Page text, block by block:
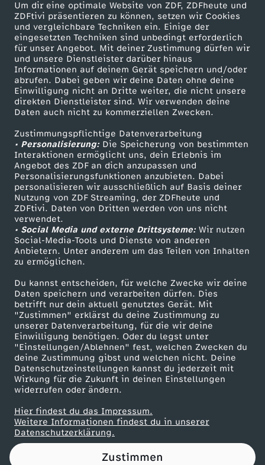
Um dir eine optimale Website von ZDF, ZDFheute und
ZDFtivi präsentieren zu können, setzen wir Cookies
und vergleichbare Techniken ein. Einige der
eingesetzten Techniken sind unbedingt erforderlich
für unser Angebot. Mit deiner Zustimmung dürfen wir
und unsere Dienstleister darüber hinaus
Informationen auf deinem Gerät speichern und/oder
abrufen. Dabei geben wir deine Daten ohne deine
Einwilligung nicht an Dritte weiter, die nicht unsere
direkten Dienstleister sind. Wir verwenden deine
Daten auch nicht zu kommerziellen Zwecken.
Zustimmungspflichtige Datenverarbeitung
• Personalisierung:Die Speicherung von bestimmten
Interaktionen ermöglicht uns, dein Erlebnis im
Angebot des ZDF an dich anzupassen und
Personalisierungsfunktionen anzubieten. Dabei
personalisieren wir ausschließlich auf Basis deiner
Nutzung von ZDF Streaming, der ZDFheute und
ZDFtivi. Daten von Dritten werden von uns nicht
verwendet.
• Social Media und externe Drittsysteme:Wir nutzen
Social-Media-Tools und Dienste von anderen
Anbietern. Unter anderem um das Teilen von Inhalten
zu ermöglichen.
Du kannst entscheiden, für welche Zwecke wir deine
Daten speichern und verarbeiten dürfen. Dies
betrifft nur dein aktuell genutztes Gerät. Mit
"Zustimmen" erklärst du deine Zustimmung zu
unserer Datenverarbeitung, für die wir deine
Einwilligung benötigen. Oder du legst unter
"Einstellungen/Ablehnen" fest, welchen Zwecken du
deine Zustimmung gibst und welchen nicht. Deine
Datenschutzeinstellungen kannst du jederzeit mit
Wirkung für die Zukunft in deinen Einstellungen
widerrufen oder ändern.
Hier findest du das Impressum.
Weitere Informationen findest du in unserer
Datenschutzerklärung.
Zustimmen
a
t
G
e
s
u
n
d
h
e
i
t
Mehr ZDF
ZDF-Apps
Smart TV
ZDFtext
Livestreams
Sendungen A-Z
TV-Programm
Service
ZDFmitreden
Kontakt zum ZDF
Tickets
Zuschauerservice
Hilfe
ZDF Unternehmen
Karriere
ZDF goes Schule
Werbefernsehen
Mainzelmännchen
Partner